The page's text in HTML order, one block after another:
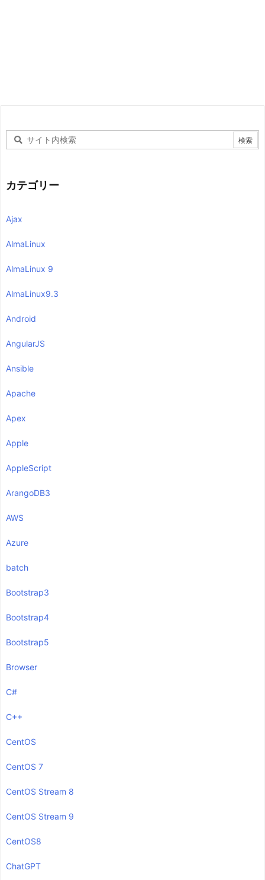
カテゴリー
Ajax
AlmaLinux
AlmaLinux 9
AlmaLinux9.3
Android
AngularJS
Ansible
Apache
Apex
Apple
AppleScript
ArangoDB3
AWS
Azure
batch
Bootstrap3
Bootstrap4
Bootstrap5
Browser
C#
C++
CentOS
CentOS 7
CentOS Stream 8
CentOS Stream 9
CentOS8
ChatGPT